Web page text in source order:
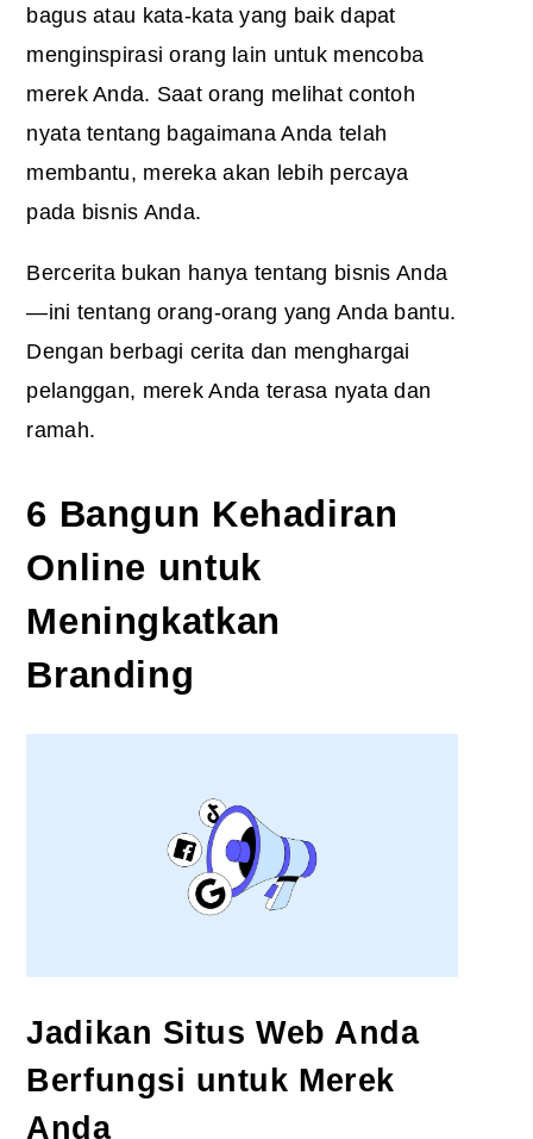
bagus atau kata-kata yang baik dapat
menginspirasi orang lain untuk mencoba
merek Anda. Saat orang melihat contoh
nyata tentang bagaimana Anda telah
membantu, mereka akan lebih percaya
pada bisnis Anda.
Bercerita bukan hanya tentang bisnis Anda
—ini tentang orang-orang yang Anda bantu.
Dengan berbagi cerita dan menghargai
pelanggan, merek Anda terasa nyata dan
ramah.
6 Bangun Kehadiran
Online untuk
Meningkatkan
Branding
Jadikan Situs Web Anda
Berfungsi untuk Merek
Anda